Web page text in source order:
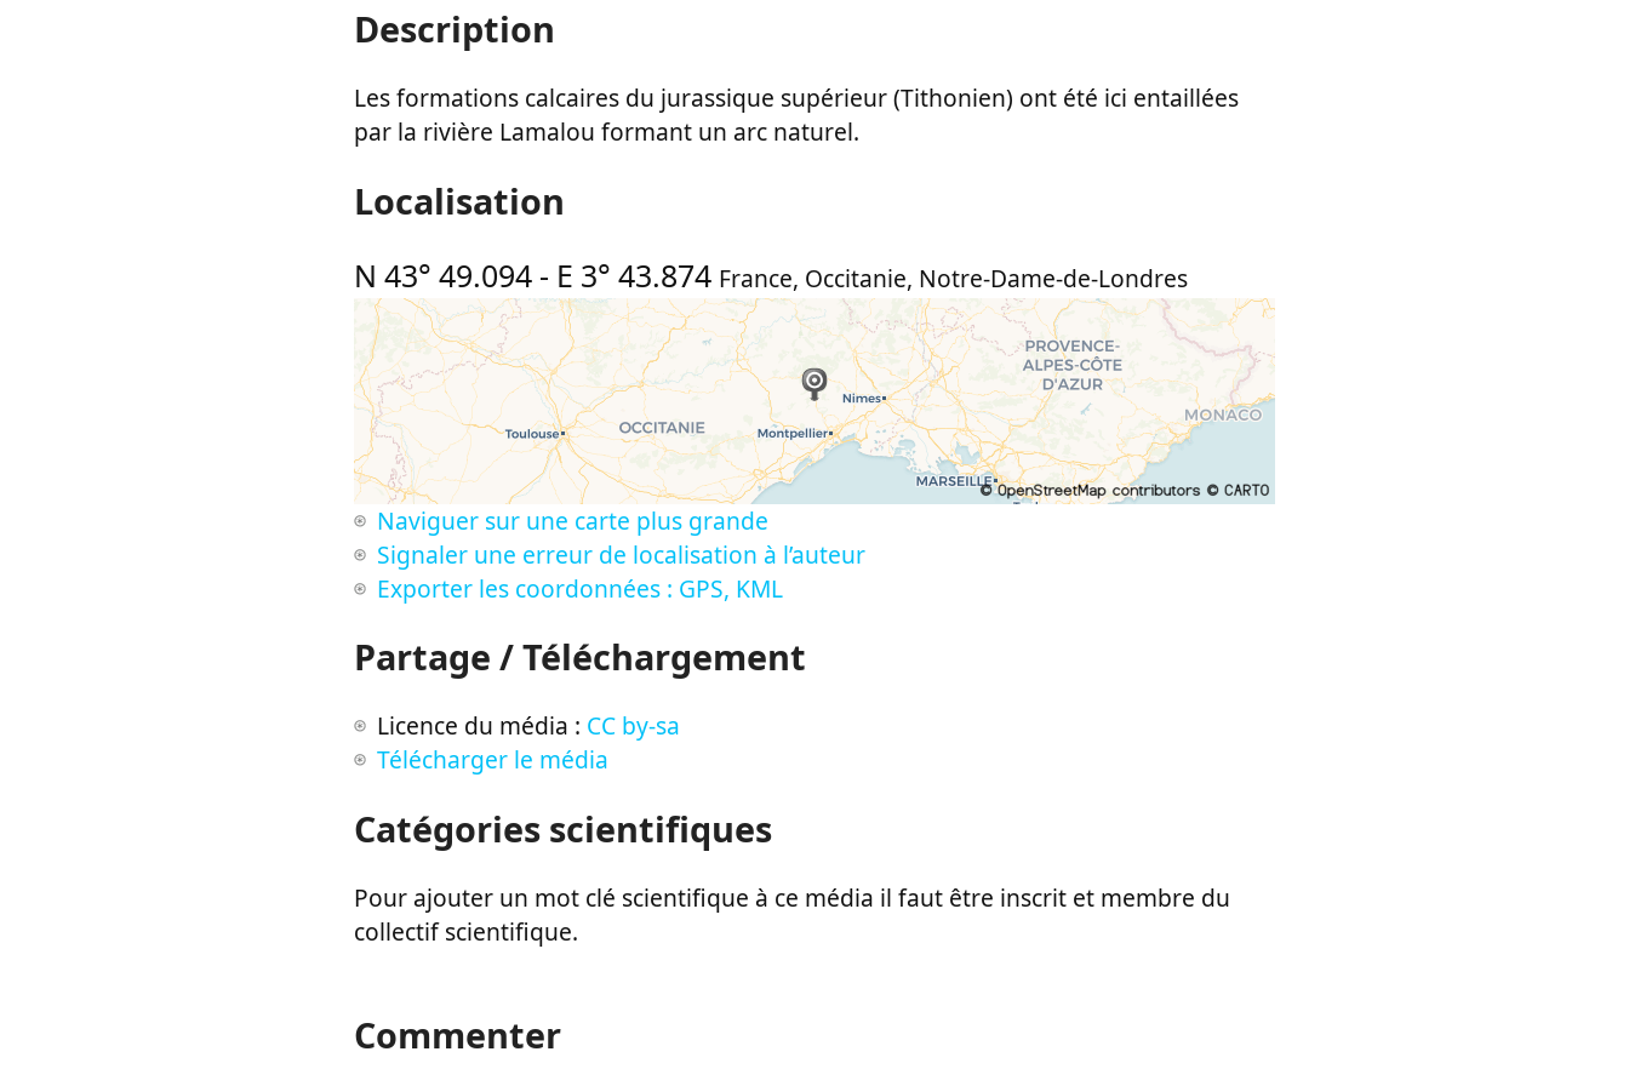
Description
Les formations calcaires du jurassique supérieur (Tithonien) ont été ici entaillées
par la rivière Lamalou formant un arc naturel.
Localisation
N 43° 49.094 - E 3° 43.874 France, Occitanie, Notre-Dame-de-Londres
Naviguer sur une carte plus grande
Signaler une erreur de localisation à l’auteur
Exporter les coordonnées : GPS, KML
Partage / Téléchargement
Licence du média : CC by-sa
Télécharger le média
Catégories scientifiques
Pour ajouter un mot clé scientifique à ce média il faut être inscrit et membre du
collectif scientifique.
Commenter